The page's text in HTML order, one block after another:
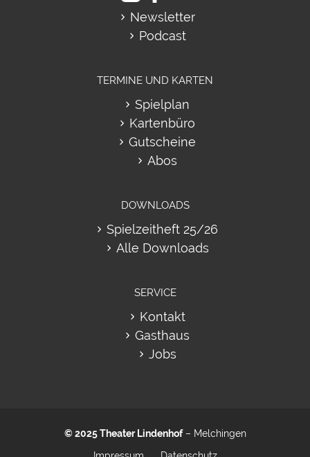
Newsletter
Podcast
TERMINE UND KARTEN
Spielplan
Kartenbüro
Gutscheine
Abos
DOWNLOADS
Spielzeitheft 25/26
Alle Downloads
SERVICE
Kontakt
Gasthaus
Jobs
© 2025Theater Lindenhof– Melchingen